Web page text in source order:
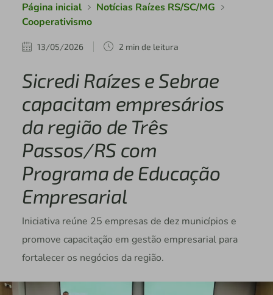
Página inicial
Notícias Raízes RS/SC/MG
Cooperativismo
13/05/2026 2 min de leitura
Sicredi Raízes e Sebrae
capacitam empresários
da região de Três
Passos/RS com
Programa de Educação
Empresarial
Iniciativa reúne 25 empresas de dez municípios e
promove capacitação em gestão empresarial para
fortalecer os negócios da região.